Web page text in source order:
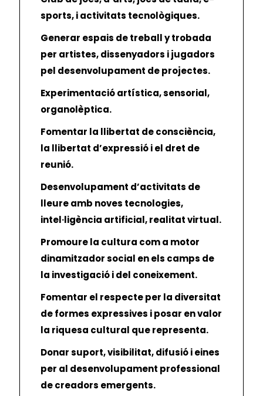
sports, i activitats tecnològiques.
Generar espais de treball y trobada
per artistes, dissenyadors i jugadors
pel desenvolupament de projectes.
Experimentació artística, sensorial,
organolèptica.
Fomentar la llibertat de consciència,
la llibertat d’expressió i el dret de
reunió.
Desenvolupament d’activitats de
lleure amb noves tecnologies,
intel·ligència artificial, realitat virtual.
Promoure la cultura com a motor
dinamitzador social en els camps de
la investigació i del coneixement.
Fomentar el respecte per la diversitat
de formes expressives i posar en valor
la riquesa cultural que representa.
Donar suport, visibilitat, difusió i eines
per al desenvolupament professional
de creadors emergents.